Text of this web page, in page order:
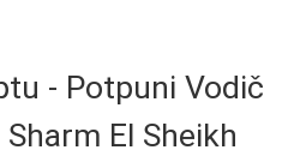
- Potpuni Vodič
El Sheikh